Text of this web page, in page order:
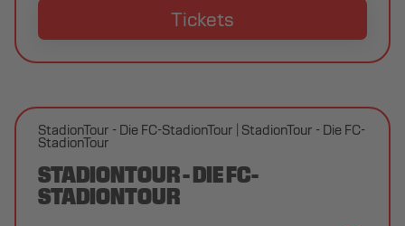
Tickets
StadionTour - Die FC-StadionTour StadionTour - Die FC-
StadionTour
STADIONTOUR - DIE FC-
STADIONTOUR